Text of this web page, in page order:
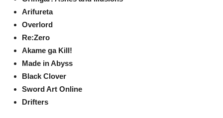
Arifureta
Overlord
Re:Zero
Akame ga Kill!
Made in Abyss
Black Clover
Sword Art Online
Drifters